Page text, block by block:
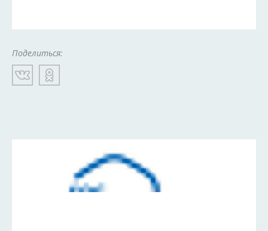
Поделиться: